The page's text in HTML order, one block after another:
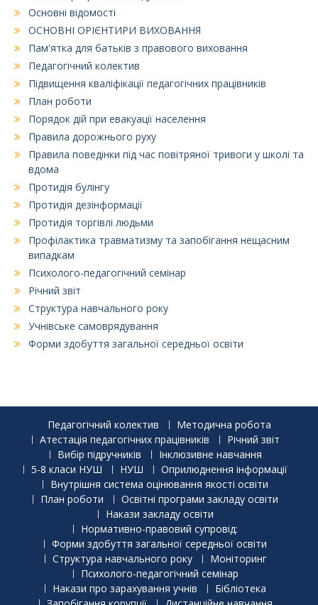
Основні відомості
ОСНОВНІ ОРІЄНТИРИ ВИХОВАННЯ
Пам'ятка для батьків з правового виховання
Педагогічний колектив
Підвищення кваліфікації педагогічних працівників
План роботи
Порядок дій при евакуації населення
Правила дорожнього руху
Правила поведінки під час повітряної тривоги у школі та
вдома
Протидія булінгу
Протидія дезінформації
Протидія торгівлі людьми
Профілактика травматизму та запобігання нещасним
випадкам
Психолого-педагогічний семінар
Річний звіт
Структура навчального року
Учнівське самоврядування
Форми здобуття загальної середньої освіти
Педагогічний колектив
Методична робота
Атестація педагогічних працівників
Річний звіт
Вибір підручників
Інклюзивне навчання
5-8 класи НУШ
НУШ
Оприлюднення інформації
Внутрішня система оцінювання якості освіти
План роботи
Освітні програми закладу освіти
Накази закладу освіти
Нормативно-правовий супровід:
Форми здобуття загальної середньої освіти
Структура навчального року
Моніторинг
Психолого-педагогічний семінар
Накази про зарахування учнів
Бібліотека